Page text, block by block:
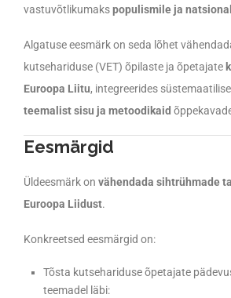
vastuvõtlikumakspopulismile ja
Algatuse eesmärk on seda lõhet
kutsehariduse (VET) õpilaste ja õpetajate
Euroopa Liitu, integreerides
teemalist sisu ja metoodikaid
Eesmärgid
Üldeesmärk on vähendada sihtrühmade
Euroopa Liidust.
Konkreetsed eesmärgid on:
Tõsta kutsehariduse õpetajate
teemadel läbi: